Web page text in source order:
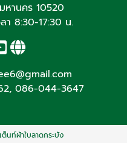
หานคร 10520
า 8:30-17:30 น.
, 086-044-3647
นท์ผ้าใบลาดกระบัง